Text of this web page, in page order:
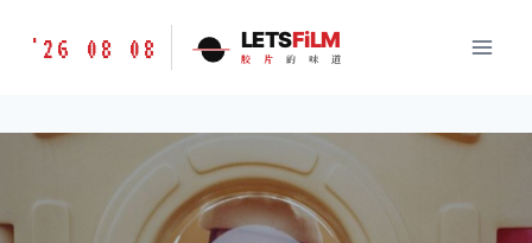
胶
味
LETSFILM
'26 08 08 LETSFiLM
胶 片 的 味 道